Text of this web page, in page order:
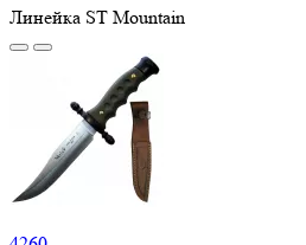
Линейка ST Mountain